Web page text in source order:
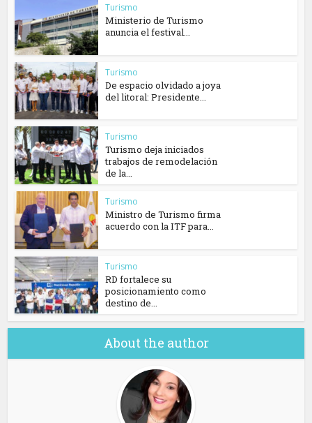
Turismo
Ministerio de Turismo
anuncia el festival...
Turismo
De espacio olvidado a joya
del litoral: Presidente...
Turismo
Turismo deja iniciados
trabajos de remodelación
de la...
Turismo
Ministro de Turismo firma
acuerdo con la ITF para...
Turismo
RD fortalece su
posicionamiento como
destino de...
About the author